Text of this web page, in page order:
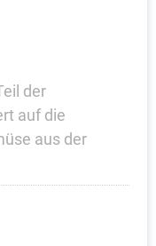
der
auf die
aus der